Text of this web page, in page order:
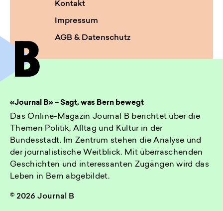
Kontakt
Impressum
AGB & Datenschutz
«Journal B» – Sagt, was Bern bewegt
Das Online-Magazin Journal B berichtet über die
Themen Politik, Alltag und Kultur in der
Bundesstadt. Im Zentrum stehen die Analyse und
der journalistische Weitblick. Mit überraschenden
Geschichten und interessanten Zugängen wird das
Leben in Bern abgebildet.
© 2026 Journal B